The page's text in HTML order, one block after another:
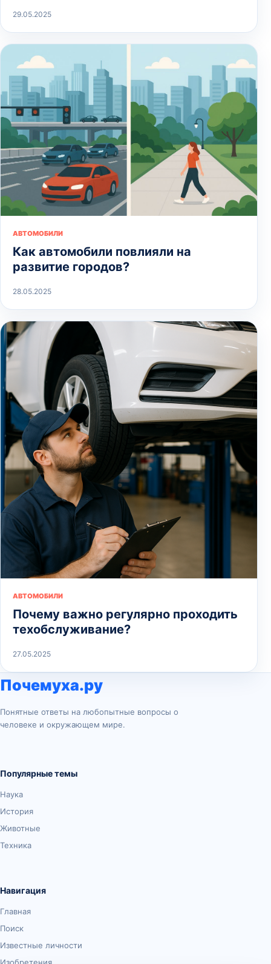
29.05.2025
АВТОМОБИЛИ
Как автомобили повлияли на
развитие городов?
28.05.2025
АВТОМОБИЛИ
Почему важно регулярно проходить
техобслуживание?
27.05.2025
Почемуха.ру
Понятные ответы на любопытные вопросы о
человеке и окружающем мире.
Популярные темы
Наука
История
Животные
Техника
Навигация
Главная
Поиск
Известные личности